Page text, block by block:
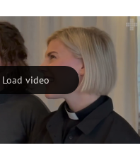
Load video